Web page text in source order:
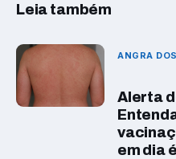
Leia também
ANGRA
Alerta
em dia